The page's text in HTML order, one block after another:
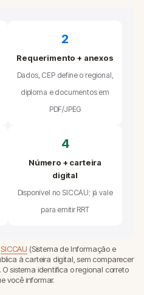
2
Requerimento + anexos
Dados, CEP define o regional,
diploma e documentos em
PDF/JPEG
4
Número + carteira
digital
Disponível no SICCAU; já vale
para emitir RRT
SICCAU (Sistema de Informação e
à carteira digital, sem comparecer
sistema identifica o regional correto
você informar.